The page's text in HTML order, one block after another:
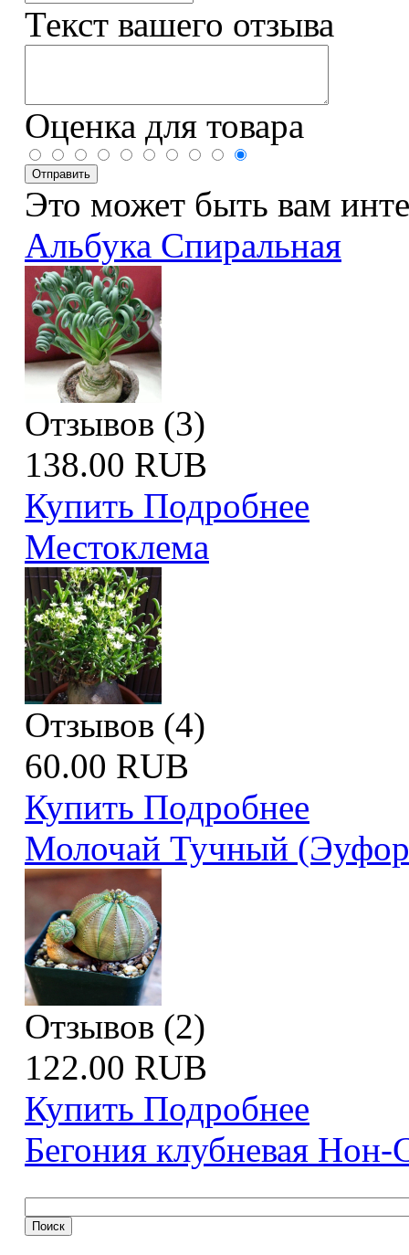
Текст вашего отзыва
Оценка для товара
Это может быть вам
Альбука Спиральная
Отзывов (3)
138.00 RUB
Купить Подробнее
Местоклема
Отзывов (4)
60.00 RUB
Купить Подробнее
Молочай Тучный
Отзывов (2)
122.00 RUB
Купить Подробнее
Бегония клубневая Нон-